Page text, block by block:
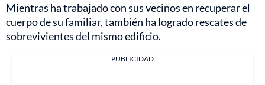
Mientras ha trabajado con sus vecinos en recuperar el
cuerpo de su familiar, también ha logrado rescates de
sobrevivientes del mismo edificio.
PUBLICIDAD